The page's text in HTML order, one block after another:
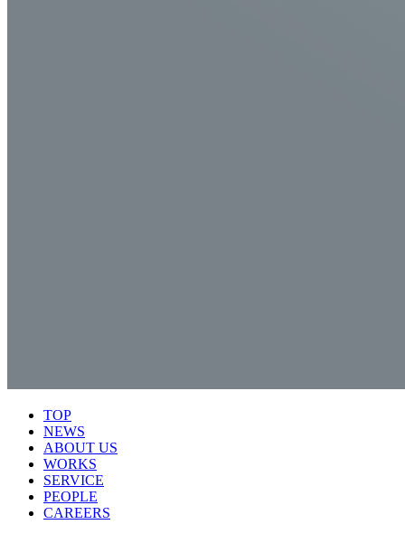
TOP
NEWS
ABOUT US
WORKS
SERVICE
PEOPLE
CAREERS